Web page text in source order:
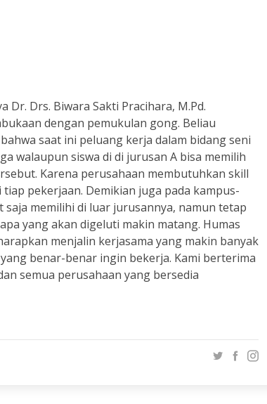
Dr. Drs. Biwara Sakti Pracihara, M.Pd.
dengan pemukulan gong. Beliau
saat ini peluang kerja dalam bidang seni
walaupun siswa di di jurusan A bisa memilih
Karena perusahaan membutuhkan skill
pekerjaan. Demikian juga pada kampus-
memilihi di luar jurusannya, namun tetap
yang akan digeluti makin matang. Humas
menjalin kerjasama yang makin banyak
benar-benar ingin bekerja. Kami berterima
semua perusahaan yang bersedia